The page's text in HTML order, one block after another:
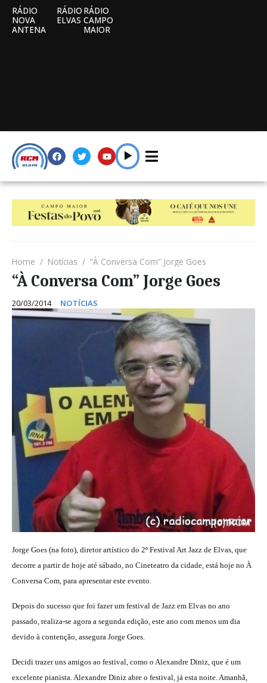
RÁDIO
NOVA
ANTENA
RÁDIO
ELVAS
RÁDIO
CAMPO
MAIOR
Home Notícias “À Conversa Com” Jorge Goes
“À Conversa Com” Jorge Goes
20/03/2014 NOTÍCIAS
Jorge Goes (na foto), diretor artístico do 2º Festival Art Jazz de Elvas, que
decorre a partir de hoje até sábado, no Cineteatro da cidade, está hoje no À
Conversa Com, para apresentar este evento.
Depois do sucesso que foi fazer um festival de Jazz em Elvas no ano
passado, realiza-se agora a segunda edição, este ano com menos um dia
devido à contenção, assegura Jorge Goes.
Decidi trazer uns amigos ao festival, como o Alexandre Diniz, que é um
excelente pianista. Alexandre Diniz abre o festival, já esta noite. Amanhã,